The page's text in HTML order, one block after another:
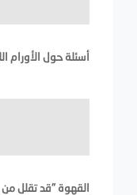
أسئلة حول الأورام
القهوة "قد تقلل